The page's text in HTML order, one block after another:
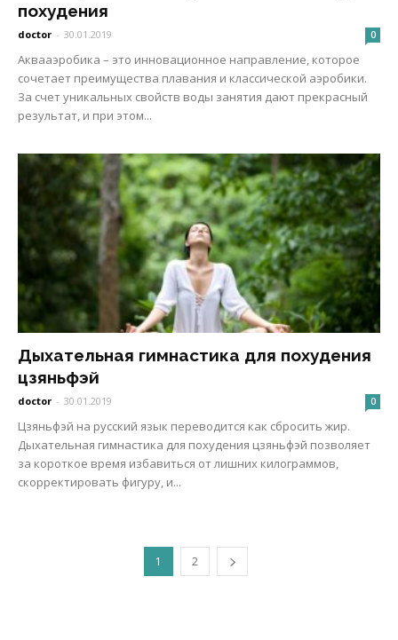
похудения
doctor - 30.01.2019 0
Аквааэробика – это инновационное направление, которое
сочетает преимущества плавания и классической аэробики.
За счет уникальных свойств воды занятия дают прекрасный
результат, и при этом...
Дыхательная гимнастика для похудения
цзяньфэй
doctor - 30.01.2019 0
Цзяньфэй на русский язык переводится как сбросить жир.
Дыхательная гимнастика для похудения цзяньфэй позволяет
за короткое время избавиться от лишних килограммов,
скорректировать фигуру, и...
1 2